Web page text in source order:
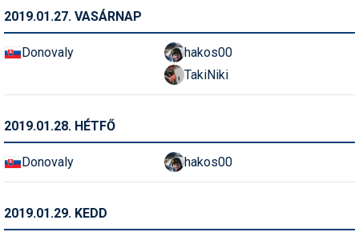
2019.01.27. VASÁRNAP
Donovaly
hakos00
TakiNiki
2019.01.28. HÉTFŐ
Donovaly hakos00
2019.01.29. KEDD